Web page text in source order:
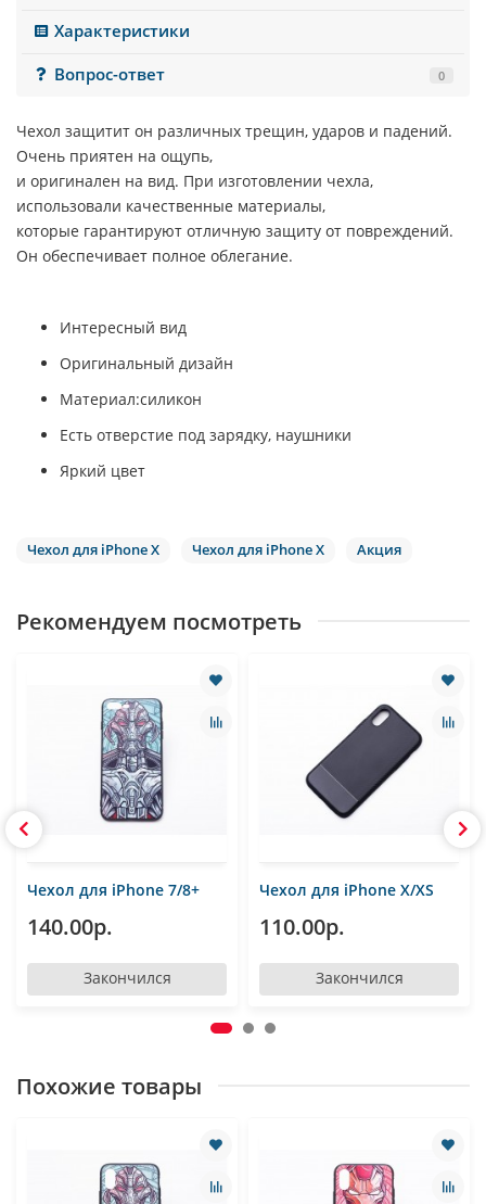
Характеристики
Вопрос-ответ
0
Чехол защитит он различных трещин, ударов и падений.
Очень приятен на ощупь,
и оригинален на вид. При изготовлении чехла,
использовали качественные материалы,
которые гарантируют отличную защиту от повреждений.
Он обеспечивает полное облегание.
Интересный вид
Оригинальный дизайн
Материал:силикон
Есть отверстие под зарядку, наушники
Яркий цвет
Чехол для iPhone Х Чехол для iPhone Х Акция
Рекомендуем посмотреть
Чехол для iPhone 7/8+
140.00р.
Закончился
Чехол для iPhone Х/XS
110.00р.
Закончился
Похожие товары